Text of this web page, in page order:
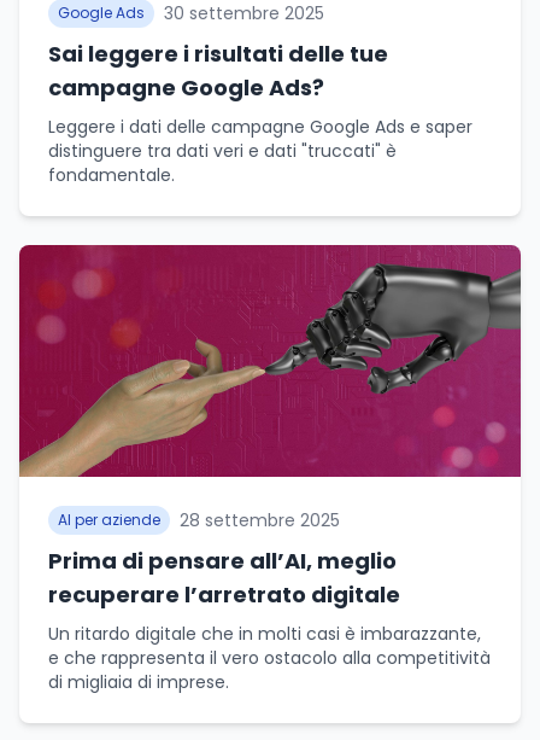
Google Ads 30 settembre 2025
Sai leggere i risultati delle tue
campagne Google Ads?
Leggere i dati delle campagne Google Ads e saper
distinguere tra dati veri e dati "truccati" è
fondamentale.
AI per aziende 28 settembre 2025
Prima di pensare all’AI, meglio
recuperare l’arretrato digitale
Un ritardo digitale che in molti casi è imbarazzante,
e che rappresenta il vero ostacolo alla competitività
di migliaia di imprese.